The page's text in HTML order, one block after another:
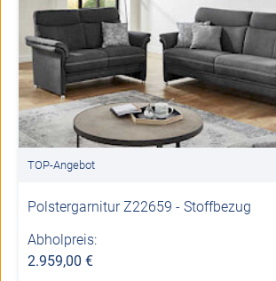
TOP-Angebot
Polstergarnitur Z22659 - Stoffbezug
Abholpreis:
2.959,00 €